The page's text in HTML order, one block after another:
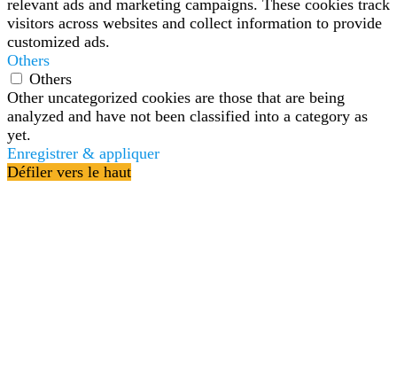
relevant ads and marketing campaigns. These cookies track
visitors across websites and collect information to provide
customized ads.
Others
Others
Other uncategorized cookies are those that are being
analyzed and have not been classified into a category as
yet.
Enregistrer & appliquer
Défiler vers le haut